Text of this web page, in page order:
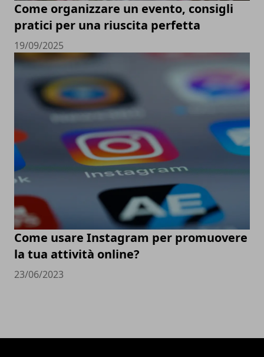
Come organizzare un evento, consigli
pratici per una riuscita perfetta
19/09/2025
Come usare Instagram per promuovere
la tua attività online?
23/06/2023